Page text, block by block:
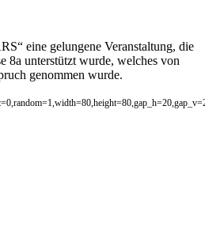
eine gelungene Veranstaltung, die
8a unterstützt wurde, welches von
genommen wurde.